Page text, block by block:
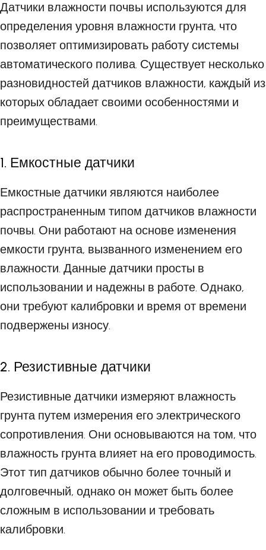
Датчики влажности почвы используются для
определения уровня влажности грунта, что
позволяет оптимизировать работу системы
автоматического полива. Существует несколько
разновидностей датчиков влажности, каждый из
которых обладает своими особенностями и
преимуществами.
1. Емкостные датчики
Емкостные датчики являются наиболее
распространенным типом датчиков влажности
почвы. Они работают на основе изменения
емкости грунта, вызванного изменением его
влажности. Данные датчики просты в
использовании и надежны в работе. Однако,
они требуют калибровки и время от времени
подвержены износу.
2. Резистивные датчики
Резистивные датчики измеряют влажность
грунта путем измерения его электрического
сопротивления. Они основываются на том, что
влажность грунта влияет на его проводимость.
Этот тип датчиков обычно более точный и
долговечный, однако он может быть более
сложным в использовании и требовать
калибровки.